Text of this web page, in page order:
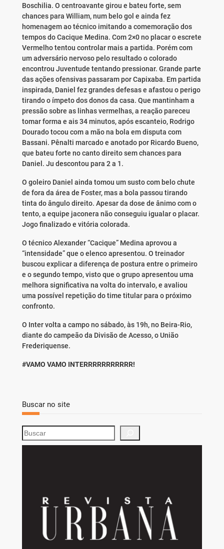
Boschilia. O centroavante girou e bateu forte, sem
chances para William, num belo gol e ainda fez
homenagem ao técnico imitando a comemoração dos
tempos do Cacique Medina. Com 2×0 no placar o escrete
Vermelho tentou controlar mais a partida. Porém com
um adversário nervoso pelo resultado o colorado
encontrou Juventude tentando pressionar. Grande parte
das ações ofensivas passaram por Capixaba. Em partida
inspirada, Daniel fez grandes defesas e afastou o perigo
tirando o ímpeto dos donos da casa. Que mantinham a
pressão sobre as linhas vermelhas, a reação pareceu
tomar forma e ais 34 minutos, após escanteio, Rodrigo
Dourado tocou com a mão na bola em disputa com
Bassani. Pênalti marcado e anotado por Ricardo Bueno,
que bateu forte no canto direito sem chances para
Daniel. Ju descontou para 2 a 1.
O goleiro Daniel ainda tomou um susto com belo chute
de fora da área de Foster, mas a bola passou tirando
tinta do ângulo direito. Apesar da dose de ânimo com o
tento, a equipe jaconera não conseguiu igualar o placar.
Jogo finalizado e vitória colorada.
O técnico Alexander “Cacique” Medina aprovou a
“intensidade” que o elenco apresentou. O treinador
buscou explicar a diferença de postura entre o primeiro
e o segundo tempo, visto que o grupo apresentou uma
melhora significativa na volta do intervalo, e avaliou
uma possível repetição do time titular para o próximo
confronto.
O Inter volta a campo no sábado, às 19h, no Beira-Rio,
diante do campeão da Divisão de Acesso, o União
Frederiquense.
#VAMO VAMO INTERRRRRRRRRRR!
Buscar no site
S
e